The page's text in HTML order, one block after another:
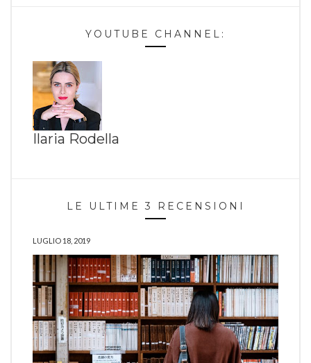
YOUTUBE CHANNEL:
Ilaria Rodella
LE ULTIME 3 RECENSIONI
LUGLIO 18, 2019